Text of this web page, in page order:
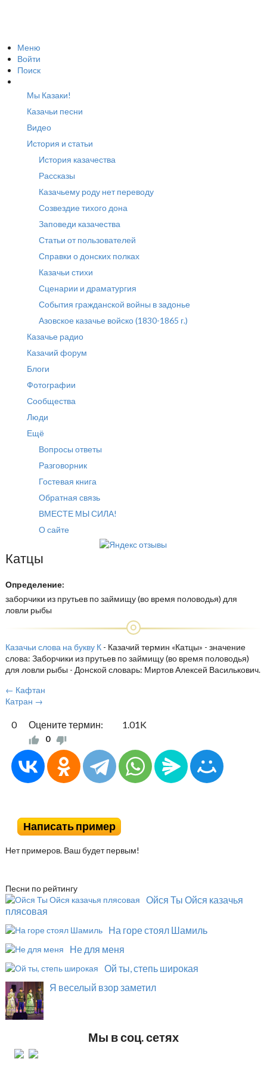
Меню
Войти
Поиск
Мы Казаки!
Казачьи песни
Видео
История и статьи
История казачества
Рассказы
Казачьему роду нет переводу
Созвездие тихого дона
Заповеди казачества
Статьи от пользователей
Справки о донских полках
Казачьи стихи
Сценарии и драматургия
События гражданской войны в задонье
Азовское казачье войско (1830-1865 г.)
Казачье радио
Казачий форум
Блоги
Фотографии
Сообщества
Люди
Ещё
Вопросы ответы
Разговорник
Гостевая книга
Обратная связь
ВМЕСТЕ МЫ СИЛА!
О сайте
Катцы
Определение:
заборчики из прутьев по займищу (во время половодья) для
ловли рыбы
Казачьи слова на букву К- Казачий термин «Катцы» - значение
слова: Заборчики из прутьев по займищу (во время половодья)
для ловли рыбы - Донской словарь: Миртов Алексей Василькович.
← Кафтан
Катран →
0 Оцените термин:
0
1.01K
Написать пример
Нет примеров. Ваш будет первым!
Песни по рейтингу
Ойся Ты Ойся казачья
плясовая
На горе стоял Шамиль
Не для меня
Ой ты, степь широкая
Я веселый взор заметил
Мы в соц. сетях